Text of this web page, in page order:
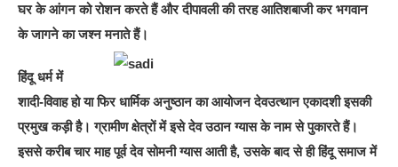
घर के आंगन को रोशन करते हैं और दीपावली की तरह आतिशबाजी कर भगवान
के जागने का जश्न मनाते हैं।
हिंदू धर्म में
शादी-विवाह हो या फिर धार्मिक अनुष्ठान का आयोजन देवउत्थान एकादशी इसकी
प्रमुख कड़ी है। ग्रामीण क्षेत्रों में इसे देव उठान ग्यास के नाम से पुकारते हैं।
इससे करीब चार माह पूर्व देव सोमनी ग्यास आती है, उसके बाद से ही हिंदू समाज में